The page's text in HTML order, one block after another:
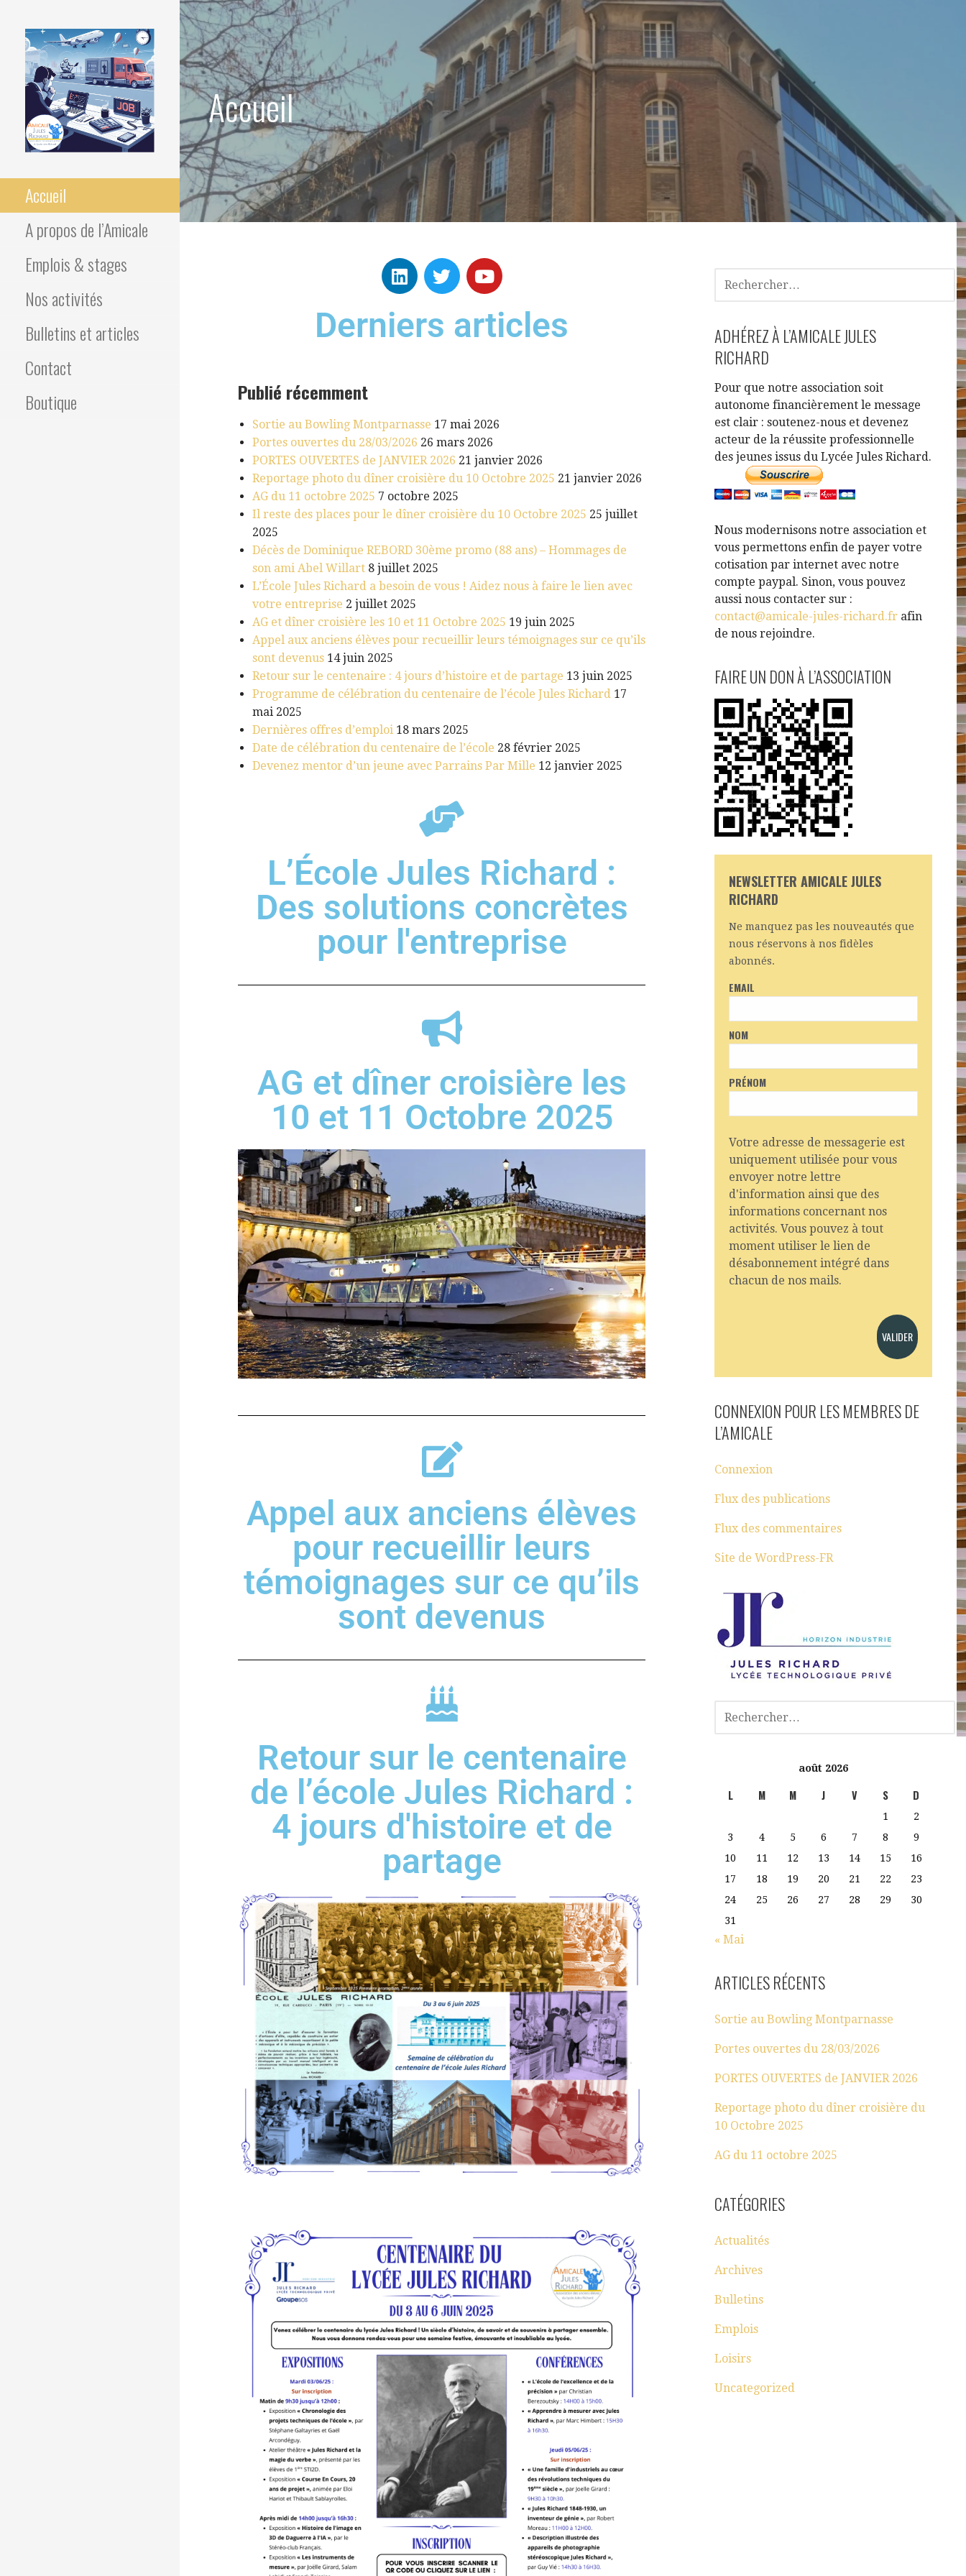
Accueil
A propos de l’Amicale
Emplois & stages
Nos activités
Bulletins et articles
Contact
Boutique
Accueil
Derniers articles
Publié récemment
Sortie au Bowling Montparnasse 17 mai 2026
Portes ouvertes du 28/03/2026 26 mars 2026
PORTES OUVERTES de JANVIER 2026 21 janvier 2026
Reportage photo du dîner croisière du 10 Octobre 2025 21 janvier 2026
AG du 11 octobre 2025 7 octobre 2025
Il reste des places pour le dîner croisière du 10 Octobre 2025 25 juillet
2025
Décès de Dominique REBORD 30ème promo (88 ans) – Hommages de
son ami Abel Willart 8 juillet 2025
L’École Jules Richard a besoin de vous ! Aidez nous à faire le lien avec
votre entreprise 2 juillet 2025
AG et dîner croisière les 10 et 11 Octobre 2025 19 juin 2025
Appel aux anciens élèves pour recueillir leurs témoignages sur ce qu’ils
sont devenus 14 juin 2025
Retour sur le centenaire : 4 jours d’histoire et de partage 13 juin 2025
Programme de célébration du centenaire de l’école Jules Richard 17
mai 2025
Dernières offres d’emploi 18 mars 2025
Date de célébration du centenaire de l’école 28 février 2025
Devenez mentor d’un jeune avec Parrains Par Mille 12 janvier 2025
L’École Jules Richard :
Des solutions concrètes
pour l'entreprise
AG et dîner croisière les
10 et 11 Octobre 2025
Appel aux anciens élèves
pour recueillir leurs
témoignages sur ce qu’ils
sont devenus
Retour sur le centenaire
de l’école Jules Richard :
4 jours d'histoire et de
partage
ADHÉREZ À L’AMICALE JULES
RICHARD
Pour que notre association soit
autonome financièrement le message
est clair : soutenez-nous et devenez
acteur de la réussite professionnelle
des jeunes issus du Lycée Jules Richard.
Nous modernisons notre association et
vous permettons enfin de payer votre
cotisation par internet avec notre
compte paypal. Sinon, vous pouvez
aussi nous contacter sur :
contact@amicale-jules-richard.fr afin
de nous rejoindre.
FAIRE UN DON À L’ASSOCIATION
NEWSLETTER AMICALE JULES
RICHARD
Ne manquez pas les nouveautés que
nous réservons à nos fidèles
abonnés.
EMAIL
NOM
PRÉNOM
Votre adresse de messagerie est
uniquement utilisée pour vous
envoyer notre lettre
d'information ainsi que des
informations concernant nos
activités. Vous pouvez à tout
moment utiliser le lien de
désabonnement intégré dans
chacun de nos mails.
CONNEXION POUR LES MEMBRES DE
L’AMICALE
Connexion
Flux des publications
Flux des commentaires
Site de WordPress-FR
août 2026
L M M J V S D
1
2
3
4 5 6 7 8
9
10
11 12 13 14 15
16
17
18 19 20 21 22
23
24
25 26 27 28 29
30
31
« Mai
ARTICLES RÉCENTS
Sortie au Bowling Montparnasse
Portes ouvertes du 28/03/2026
PORTES OUVERTES de JANVIER 2026
Reportage photo du dîner croisière du
10 Octobre 2025
AG du 11 octobre 2025
CATÉGORIES
Actualités
Archives
Bulletins
Emplois
Loisirs
Uncategorized